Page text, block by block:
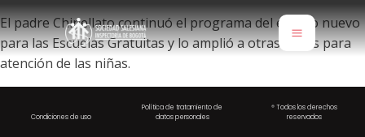
El padre Chinellato continuó el programa del edificio nuevo
para las Escuelas Gratuitas y lo amplió a otras obras para
atención de las niñas.
Condiciones de uso
Política de tratamiento de
datos personales
® Todos los derechos
reservados